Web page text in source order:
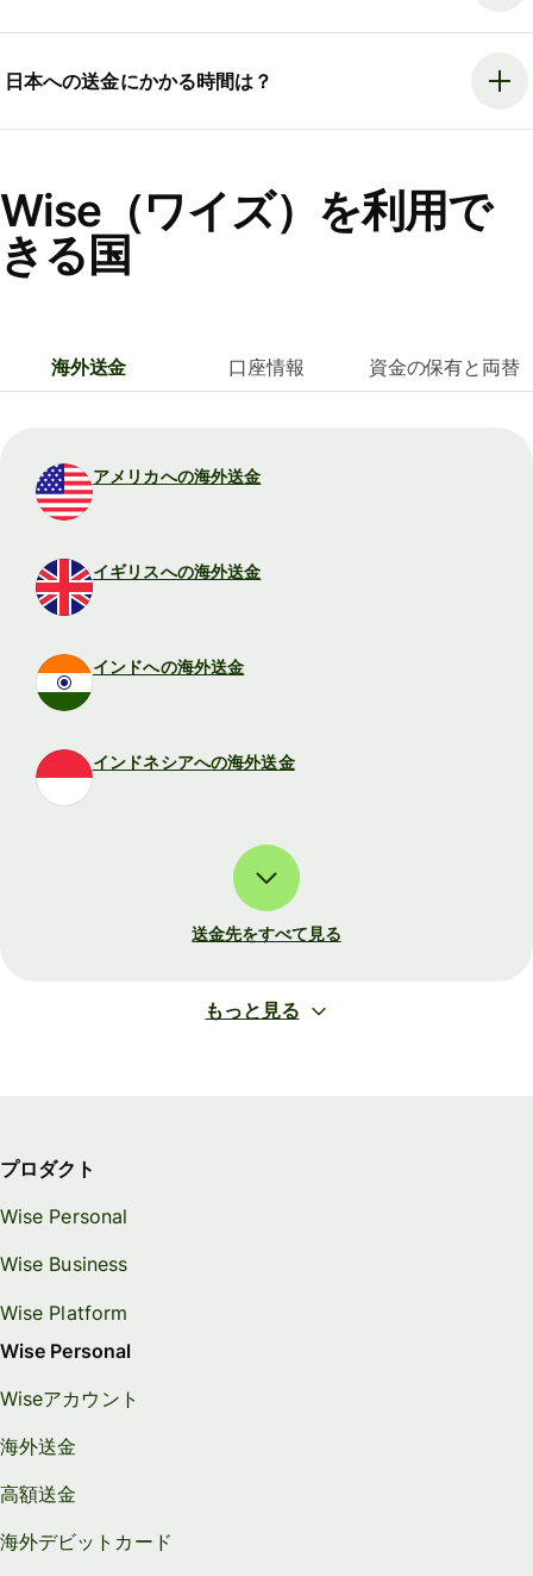
日本への送金にかかる時間は？
Wise（ワイズ）を利用で
きる国
海外送金 口座情報 資金の保有と両替
アメリカへの海外送金
イギリスへの海外送金
インドへの海外送金
インドネシアへの海外送金
送金先をすべて見る
もっと見る
プロダクト
Wise Personal
Wise Business
Wise Platform
Wise Personal
Wiseアカウント
海外送金
高額送金
海外デビットカード